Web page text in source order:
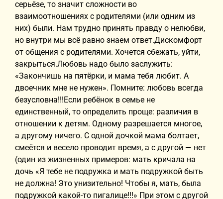
серьёзе, то значит сложности во
взаимоотношениях с родителями (или одним из
них) были. Нам трудно принять правду о нелюбви,
но внутри мы всё равно знаем ответ.Дискомфорт
от общения с родителями. Хочется сбежать, уйти,
закрыться.Любовь надо было заслужить:
«Закончишь на пятёрки, и мама тебя любит. А
двоечник мне не нужен». Помните: любовь всегда
безусловна!!!Если ребёнок в семье не
единственный, то определить проще: различия в
отношении к детям. Одному разрешается многое,
а другому ничего. С одной дочкой мама болтает,
смеётся и весело проводит время, а с другой — нет
(один из жизненных примеров: мать кричала на
дочь «Я тебе не подружка и мать подружкой быть
не должна! Это унизительно! Чтобы я, мать, была
подружкой какой-то пигалице!!!» При этом с другой